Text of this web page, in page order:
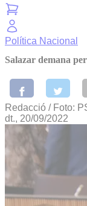
Política Nacional
Salazar demana
Redacció / Foto:
dt., 20/09/2022